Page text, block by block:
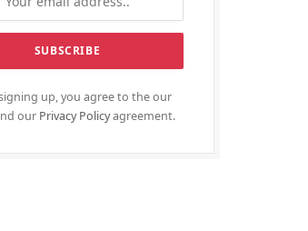
up, you agree to the our
our Privacy Policyagreement.